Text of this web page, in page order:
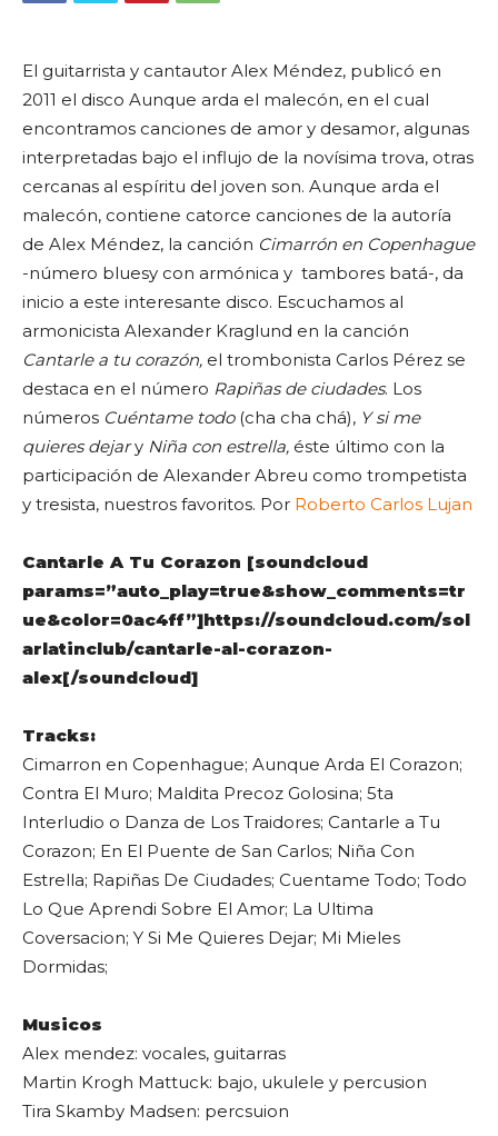
El guitarrista y cantautor Alex Méndez, publicó en
2011 el disco Aunque arda el malecón, en el cual
encontramos canciones de amor y desamor, algunas
interpretadas bajo el influjo de la novísima trova, otras
cercanas al espíritu del joven son. Aunque arda el
malecón, contiene catorce canciones de la autoría
de Alex Méndez, la canción Cimarrón en Copenhague
-número bluesy con armónica y tambores batá-, da
inicio a este interesante disco. Escuchamos al
armonicista Alexander Kraglund en la canción
Cantarle a tu corazón, el trombonista Carlos Pérez se
destaca en el número Rapiñas de ciudades. Los
números Cuéntame todo(cha cha chá), Y si me
quieres dejary Niña con estrella, éste último con la
participación de Alexander Abreu como trompetista
y tresista, nuestros favoritos. Por Roberto Carlos Lujan
Cantarle A Tu Corazon [soundcloud
params=”auto_play=true&show_comments=tr
ue&color=0ac4ff”]https://soundcloud.com/sol
arlatinclub/cantarle-al-corazon-
alex[/soundcloud]
Tracks:
Cimarron en Copenhague; Aunque Arda El Corazon;
Contra El Muro; Maldita Precoz Golosina; 5ta
Interludio o Danza de Los Traidores; Cantarle a Tu
Corazon; En El Puente de San Carlos; Niña Con
Estrella; Rapiñas De Ciudades; Cuentame Todo; Todo
Lo Que Aprendi Sobre El Amor; La Ultima
Coversacion; Y Si Me Quieres Dejar; Mi Mieles
Dormidas;
Musicos
Alex mendez: vocales, guitarras
Martin Krogh Mattuck: bajo, ukulele y percusion
Tira Skamby Madsen: percsuion